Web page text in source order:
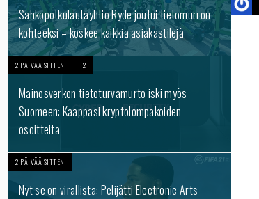
Sähköpotkulautayhtiö Ryde joutui tietomurron
kohteeksi – koskee kaikkia asiakastilejä
2 PÄIVÄÄ SITTEN 2
Mainosverkon tietoturvamurto iski myös
Suomeen: Kaappasi kryptolompakoiden
osoitteita
2 PÄIVÄÄ SITTEN
Nyt se on virallista: Pelijätti Electronic Arts